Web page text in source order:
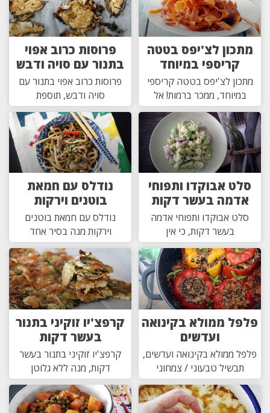
מתכון לצ'יפס בטטה
קריספי במיוחד
מתכון לצ'יפס בטטה קריספי
במיוחד, ממכר ברמות! אל
פרוסות כרוב אפוי
בתנור עם סויה ודבש
פרוסות כרוב אפוי בתנור עם
סויה ודבש, תוספת
סלט אבוקדו ותפוחי
אדמה בעשר דקות
סלט אבוקדו ותפוחי אדמה
בעשר דקות, כי אין
נודלס עם חמאת
בוטנים וירקות
נודלס עם חמאת בוטנים
וירקות מנה בסיר אחד
פלפל ממולא בקינואה
ועדשים
פלפל ממולא בקינואה ועדשים,
תבשיל טבעוני / צמחוני
קרפצ'יו זוקיני בתנור
בעשר דקות
קרפצ'יו זוקיני בתנור בעשר
דקות, מנה ללא גלוטן